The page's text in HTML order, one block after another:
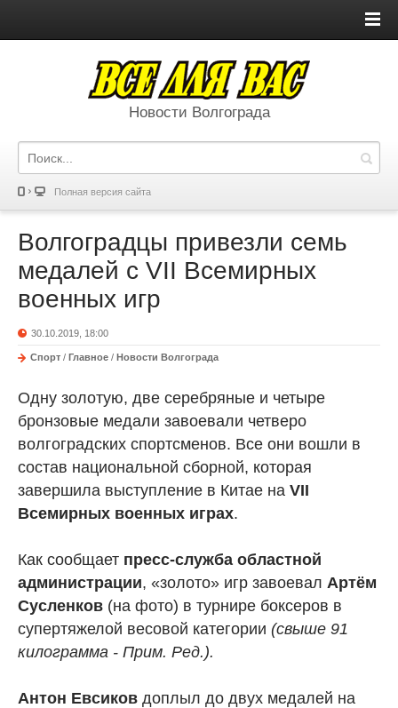
Новости Волгограда
Полная версия сайта
Волгоградцы привезли семь
медалей с VII Всемирных
военных игр
30.10.2019, 18:00
Спорт / Главное / Новости Волгограда
Одну золотую, две серебряные и четыре
бронзовые медали завоевали четверо
волгоградских спортсменов. Все они вошли в
состав национальной сборной, которая
завершила выступление в Китае на VII
Всемирных военных играх.
Как сообщает пресс-служба областной
администрации, «золото» игр завоевал Артём
Сусленков (на фото) в турнире боксеров в
супертяжелой весовой категории (свыше 91
килограмма - Прим. Ред.).
Антон Евсиков доплыл до двух медалей на